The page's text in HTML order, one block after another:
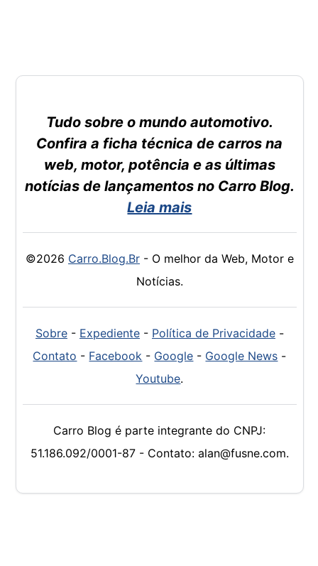
Tudo sobre o mundo automotivo.
Confira a ficha técnica de carros na
web, motor, potência e as últimas
notícias de lançamentos no Carro Blog.
Leia mais
©2026 Carro.Blog.Br- O melhor da Web, Motor e
Notícias.
Sobre- Expediente- Política de Privacidade-
Contato - Facebook - Google - Google News -
Youtube.
Carro Blog é parte integrante do CNPJ:
51.186.092/0001-87 - Contato: alan@fusne.com.